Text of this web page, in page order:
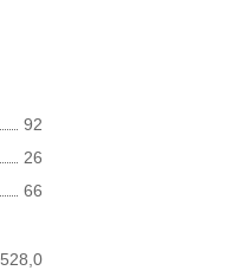
92
26
66
528,0